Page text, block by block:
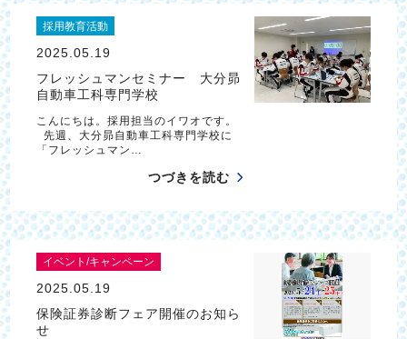
採用教育活動
2025.05.19
フレッシュマンセミナー 大分昴
自動車工科専門学校
こんにちは。採用担当のイワオです。
先週、大分昴自動車工科専門学校に
「フレッシュマン…
つづきを読む
イベント/キャンペーン
2025.05.19
保険証券診断フェア開催のお知ら
せ